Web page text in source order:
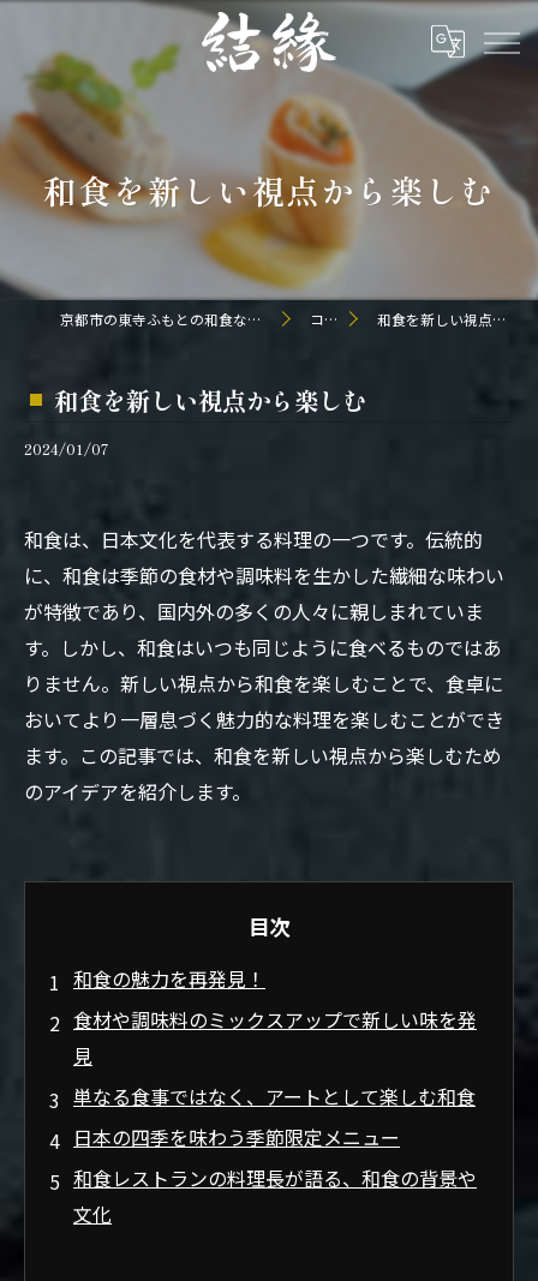
和食を新しい視点から楽しむ
京都市の東寺ふもとの和食なら日本料理 結縁 コラム 和食を新しい視点から楽しむ
和食を新しい視点から楽しむ
2024/01/07
和食は、日本文化を代表する料理の一つです。伝統的
に、和食は季節の食材や調味料を生かした繊細な味わい
が特徴であり、国内外の多くの人々に親しまれていま
す。しかし、和食はいつも同じように食べるものではあ
りません。新しい視点から和食を楽しむことで、食卓に
おいてより一層息づく魅力的な料理を楽しむことができ
ます。この記事では、和食を新しい視点から楽しむため
のアイデアを紹介します。
目次
和食の魅力を再発見！
食材や調味料のミックスアップで新しい味を発
見
単なる食事ではなく、アートとして楽しむ和食
日本の四季を味わう季節限定メニュー
和食レストランの料理長が語る、和食の背景や
文化